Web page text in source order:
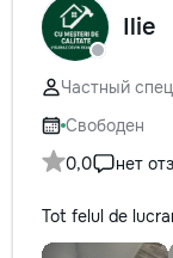
Ilie
Частный
Свободен
0,0
нет
Tot felul de